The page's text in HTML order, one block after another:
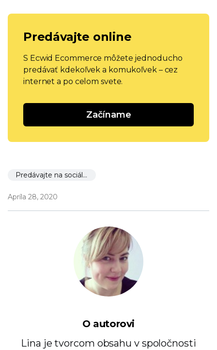
Predávajte online
S Ecwid Ecommerce môžete jednoducho
predávať kdekoľvek a komukoľvek – cez
internet a po celom svete.
Začíname
Predávajte na sociálnych sieťach
Apríla 28, 2020
O autorovi
Lina je tvorcom obsahu v spoločnosti